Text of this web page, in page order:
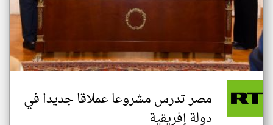
مصر تدرس مشروعا عملاقا جديدا في
دولة إفريقية